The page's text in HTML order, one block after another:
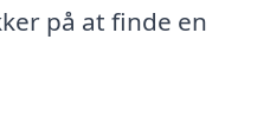
på at finde en